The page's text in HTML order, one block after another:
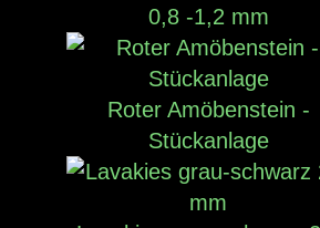
0,8 -1,2 mm
Roter Amöbenstein -
Stückanlage